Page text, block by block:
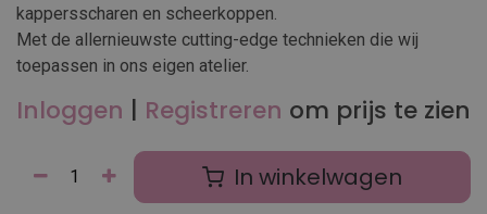
kappersscharen en scheerkoppen.
Met de allernieuwste cutting-edge technieken die wij
toepassen in ons eigen atelier.
Inloggen | Registreren om prijs te zien
In winkelwagen